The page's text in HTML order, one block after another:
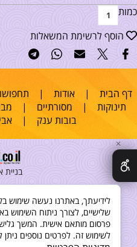
כמות
הוסף לרשימת המשאלות
דף הבית |אודות |
תינוקות | מסורתיים |
בובות ענק |
בניית
✕
שלישיים, לצורך ניתוח השימוש
פרסום מותאם אישית. המשך
לשימוש זה. לפרטים נוספים ניתן